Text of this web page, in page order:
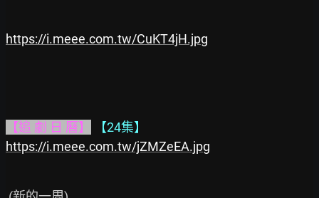
https://i.meee.com.tw/CuKT4jH.jpg
【追 劇 日 曆】
【24集】
https://i.meee.com.tw/jZMZeEA.jpg